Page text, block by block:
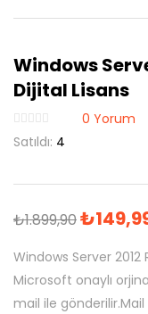
Beni Hatırla
Windows
Dijital Lisans
0 Yorum
Satıldı: 4
₺1.899,90₺
Windows Server
Microsoft onaylı
mail ile gönderilir.Mail